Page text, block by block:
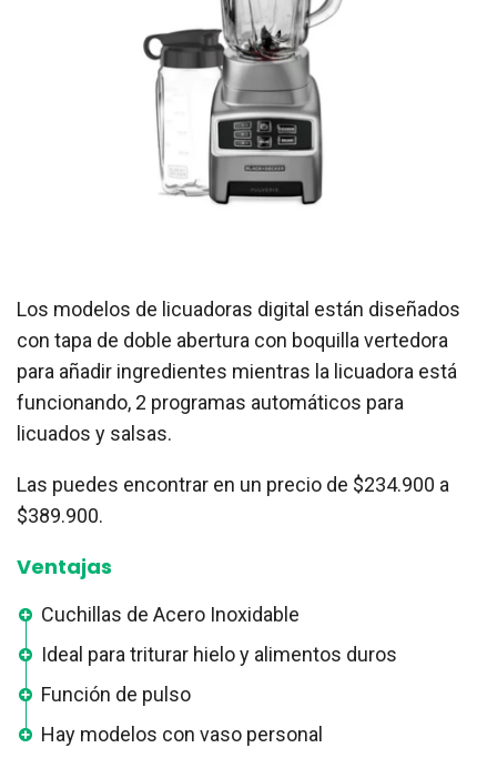
Los modelos de licuadoras digital están diseñados
con tapa de doble abertura con boquilla vertedora
para añadir ingredientes mientras la licuadora está
funcionando, 2 programas automáticos para
licuados y salsas.
Las puedes encontrar en un precio de $234.900 a
$389.900.
Ventajas
Cuchillas de Acero Inoxidable
Ideal para triturar hielo y alimentos duros
Función de pulso
Hay modelos con vaso personal